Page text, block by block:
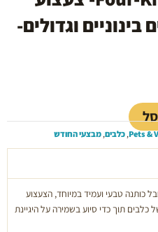
בינוניים וגדולים-
Pets &
,כלבים,מבצעי החודש
הלעיסה 4 קשרים עשוי מ-100% חבל כותנה טבעי ועמיד במיוחד, הצעצוע
תוך כדי סיוע בשמירה על היגיינת